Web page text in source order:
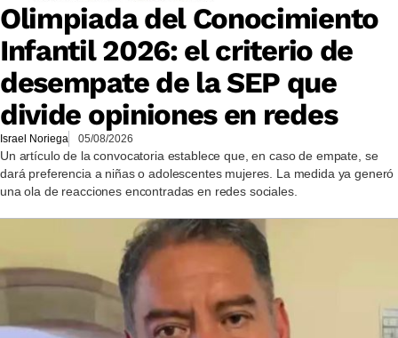
Olimpiada del Conocimiento
Infantil 2026: el criterio de
desempate de la SEP que
divide opiniones en redes
Israel Noriega 05/08/2026
Un artículo de la convocatoria establece que, en caso de empate, se
dará preferencia a niñas o adolescentes mujeres. La medida ya generó
una ola de reacciones encontradas en redes sociales.